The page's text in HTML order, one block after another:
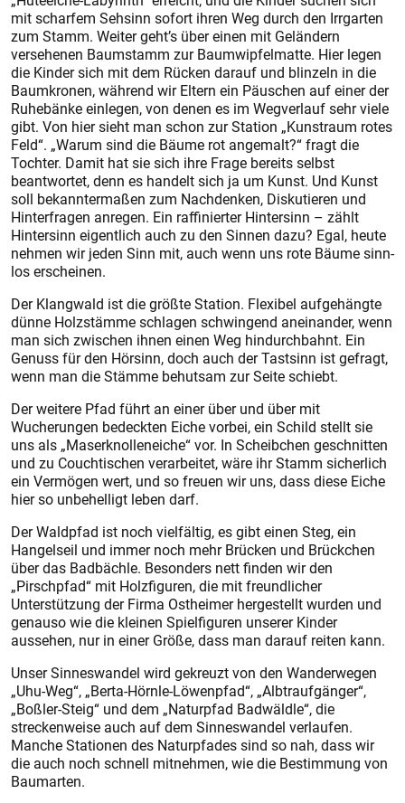
mit scharfem Sehsinn sofort ihren Weg durch den Irrgarten
zum Stamm. Weiter geht’s über einen mit Geländern
versehenen Baumstamm zur Baumwipfelmatte. Hier legen
die Kinder sich mit dem Rücken darauf und blinzeln in die
Baumkronen, während wir Eltern ein Päuschen auf einer der
Ruhebänke einlegen, von denen es im Wegverlauf sehr viele
gibt. Von hier sieht man schon zur Station „Kunstraum rotes
Feld“. „Warum sind die Bäume rot angemalt?“ fragt die
Tochter. Damit hat sie sich ihre Frage bereits selbst
beantwortet, denn es handelt sich ja um Kunst. Und Kunst
soll bekanntermaßen zum Nachdenken, Diskutieren und
Hinterfragen anregen. Ein raffinierter Hintersinn – zählt
Hintersinn eigentlich auch zu den Sinnen dazu? Egal, heute
nehmen wir jeden Sinn mit, auch wenn uns rote Bäume sinn-
los erscheinen.
Der Klangwald ist die größte Station. Flexibel aufgehängte
dünne Holzstämme schlagen schwingend aneinander, wenn
man sich zwischen ihnen einen Weg hindurchbahnt. Ein
Genuss für den Hörsinn, doch auch der Tastsinn ist gefragt,
wenn man die Stämme behutsam zur Seite schiebt.
Der weitere Pfad führt an einer über und über mit
Wucherungen bedeckten Eiche vorbei, ein Schild stellt sie
uns als „Maserknolleneiche“ vor. In Scheibchen geschnitten
und zu Couchtischen verarbeitet, wäre ihr Stamm sicherlich
ein Vermögen wert, und so freuen wir uns, dass diese Eiche
hier so unbehelligt leben darf.
Der Waldpfad ist noch vielfältig, es gibt einen Steg, ein
Hangelseil und immer noch mehr Brücken und Brückchen
über das Badbächle. Besonders nett finden wir den
„Pirschpfad“ mit Holzfiguren, die mit freundlicher
Unterstützung der Firma Ostheimer hergestellt wurden und
genauso wie die kleinen Spielfiguren unserer Kinder
aussehen, nur in einer Größe, dass man darauf reiten kann.
Unser Sinneswandel wird gekreuzt von den Wanderwegen
„Uhu-Weg“, „Berta-Hörnle-Löwenpfad“, „Albtraufgänger“,
„Boß­ler-Steig“ und dem „Naturpfad Badwäldle“, die
streckenweise auch auf dem Sinneswandel verlaufen.
Manche Stationen des Naturpfades sind so nah, dass wir
die auch noch schnell mitnehmen, wie die Bestimmung von
Baumarten.